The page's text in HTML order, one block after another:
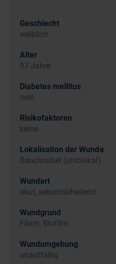
Geschlecht
weiblich
Alter
57 Jahre
Diabetes mellitus
nein
Risikofaktoren
keine
Lokalisation der Wunde
Bauchnabel (umbilikal)
Wundart
akut, sekundärheilend
Wundgrund
Fibrin, Biofilm
Wundumgebung
unauffällig